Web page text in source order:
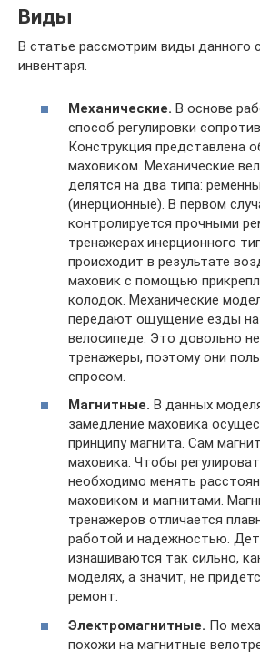
Виды
В статье рассмотрим виды данного
инвентаря.
Механические. В основе
способ регулировки
Конструкция представлена
маховиком. Механические
делятся на два типа:
(инерционные). В первом
контролируется прочными
тренажерах инерционного
происходит в результате
маховик с помощью
колодок. Механические
передают ощущение езды
велосипеде. Это довольно
тренажеры, поэтому они
спросом.
Магнитные. В данных
замедление маховика
принципу магнита. Сам
маховика. Чтобы
необходимо менять
маховиком и магнитами.
тренажеров отличается
работой и надежностью.
изнашиваются так сильно,
моделях, а значит, не
ремонт.
Электромагнитные. По
похожи на магнитные